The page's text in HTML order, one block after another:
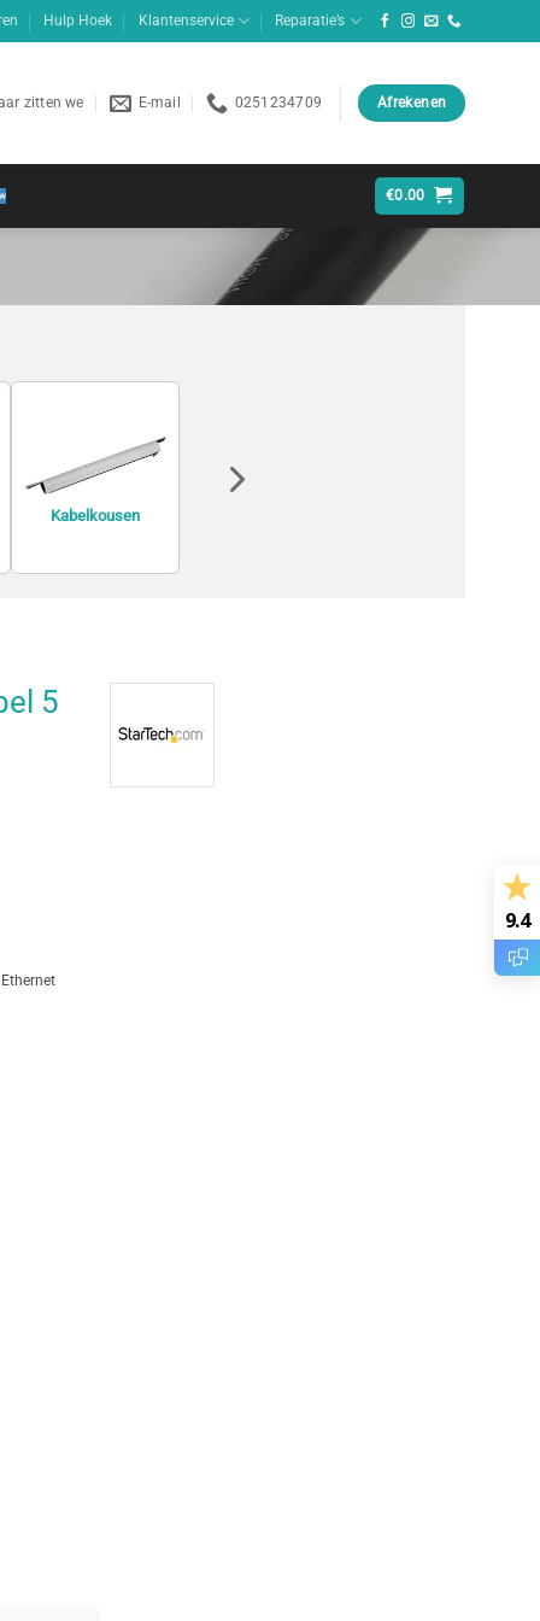
9.4
Hulp Hoek Klantenservice Reparatie’s
zitten we E-mail 0251234709 Afrekenen
€0.00
Kabelkousen
5